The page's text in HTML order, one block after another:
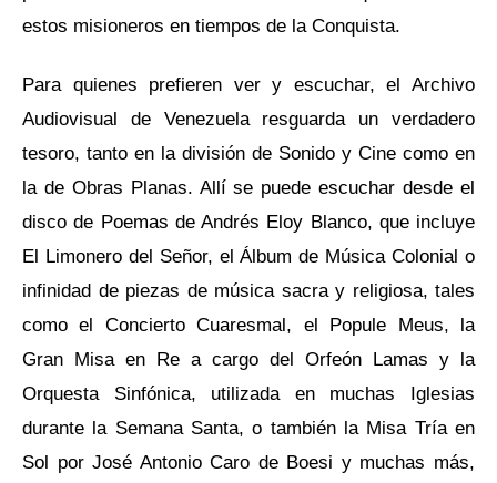
estos misioneros en tiempos de la Conquista.
Para quienes prefieren ver y escuchar, el Archivo
Audiovisual de Venezuela resguarda un verdadero
tesoro, tanto en la división de Sonido y Cine como en
la de Obras Planas. Allí se puede escuchar desde el
disco de Poemas de Andrés Eloy Blanco, que incluye
El Limonero del Señor, el Álbum de Música Colonial o
infinidad de piezas de música sacra y religiosa, tales
como el Concierto Cuaresmal, el Popule Meus, la
Gran Misa en Re a cargo del Orfeón Lamas y la
Orquesta Sinfónica, utilizada en muchas Iglesias
durante la Semana Santa, o también la Misa Tría en
Sol por José Antonio Caro de Boesi y muchas más,